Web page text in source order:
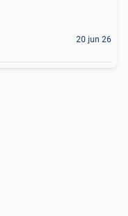
20 jun 26